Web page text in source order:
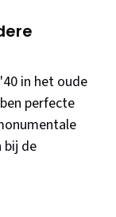
in het oude
perfecte
bij de